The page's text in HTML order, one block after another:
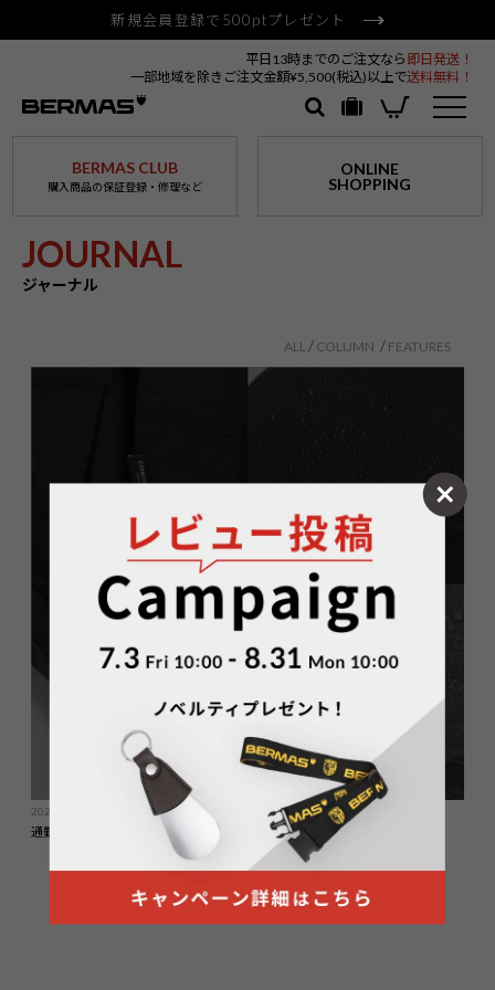
新規会員登録で500ptプレゼント
平日13時までのご注文なら 即日発送！
一部地域を除きご注文金額¥5,500(税込)以上で送料無料！
BERMAS CLUB
購入商品の保証登録・修理など
ONLINE
SHOPPING
JOURNAL
ジャーナル
ALL COLUMN FEATURES
COLUMN
2024.12.04
通勤・出張の強い味方！BERMASのナイロン製リュックでビジネスを快適に